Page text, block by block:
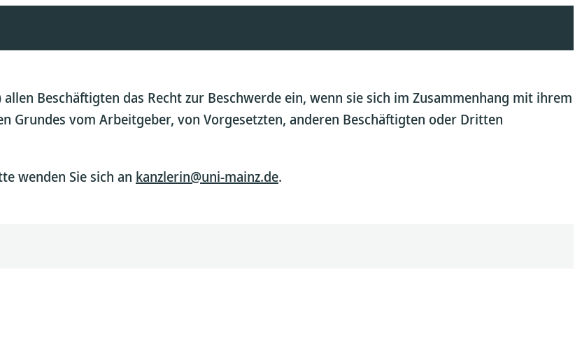
Beschäftigten das Recht zur Beschwerde ein, wenn sie sich im Zusammenhang mit ihrem
Grundes vom Arbeitgeber, von Vorgesetzten, anderen Beschäftigten oder Dritten
wenden Sie sich an kanzlerin@uni-mainz.de.